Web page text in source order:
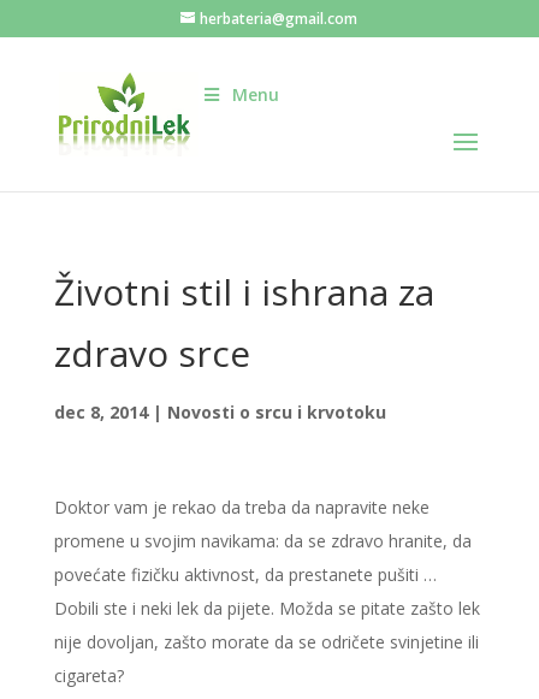
herbateria@gmail.com
Menu
Životni stil i ishrana za
zdravo srce
dec 8, 2014| Novosti o srcu i krvotoku
Doktor vam je rekao da treba da napravite neke
promene u svojim navikama: da se zdravo hranite, da
povećate fizičku aktivnost, da prestanete pušiti …
Dobili ste i neki lek da pijete. Možda se pitate zašto lek
nije dovoljan, zašto morate da se odričete svinjetine ili
cigareta?